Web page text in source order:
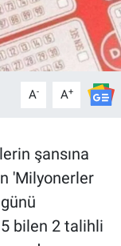
A- A+
şansına
'Milyonerler
bilen 2 talihli